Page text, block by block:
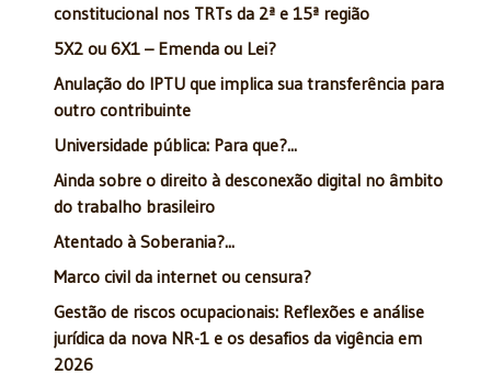
constitucional nos TRTs da 2ª e 15ª região
5X2 ou 6X1 – Emenda ou Lei?
Anulação do IPTU que implica sua transferência para
outro contribuinte
Universidade pública: Para que?...
Ainda sobre o direito à desconexão digital no âmbito
do trabalho brasileiro
Atentado à Soberania?...
Marco civil da internet ou censura?
Gestão de riscos ocupacionais: Reflexões e análise
jurídica da nova NR-1 e os desafios da vigência em
2026